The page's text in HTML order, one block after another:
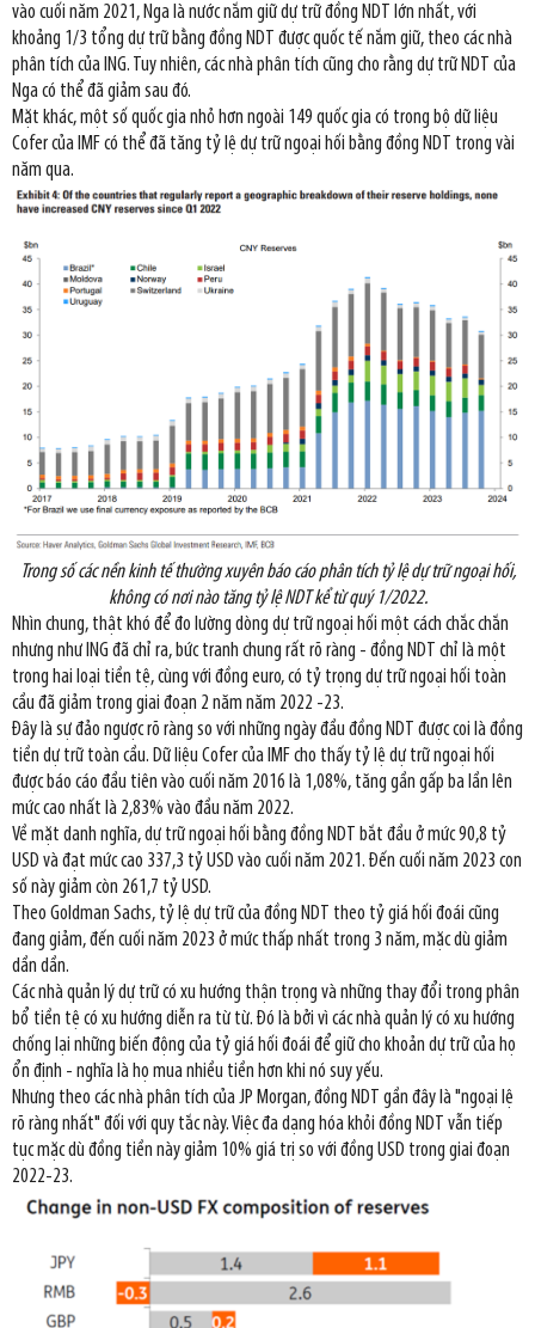
vào cuối năm 2021, Nga là nước nắm giữ dự trữ đồng NDT lớn nhất, với
khoảng 1/3 tổng dự trữ bằng đồng NDT được quốc tế nắm giữ, theo các nhà
phân tích của ING. Tuy nhiên, các nhà phân tích cũng cho rằng dự trữ NDT của
Nga có thể đã giảm sau đó.
Mặt khác, một số quốc gia nhỏ hơn ngoài 149 quốc gia có trong bộ dữ liệu
Cofer của IMF có thể đã tăng tỷ lệ dự trữ ngoại hối bằng đồng NDT trong vài
năm qua.
Trong số các nền kinh tế thường xuyên báo cáo phân tích tỷ lệ dự trữ ngoại hối,
không có nơi nào tăng tỷ lệ NDT kể từ quý 1/2022.
Nhìn chung, thật khó để đo lường dòng dự trữ ngoại hối một cách chắc chắn
nhưng như ING đã chỉ ra, bức tranh chung rất rõ ràng - đồng NDT chỉ là một
trong hai loại tiền tệ, cùng với đồng euro, có tỷ trọng dự trữ ngoại hối toàn
cầu đã giảm trong giai đoạn 2 năm năm 2022 -23.
Đây là sự đảo ngược rõ ràng so với những ngày đầu đồng NDT được coi là đồng
tiền dự trữ toàn cầu. Dữ liệu Cofer của IMF cho thấy tỷ lệ dự trữ ngoại hối
được báo cáo đầu tiên vào cuối năm 2016 là 1,08%, tăng gần gấp ba lần lên
mức cao nhất là 2,83% vào đầu năm 2022.
Về mặt danh nghĩa, dự trữ ngoại hối bằng đồng NDT bắt đầu ở mức 90,8 tỷ
USD và đạt mức cao 337,3 tỷ USD vào cuối năm 2021. Đến cuối năm 2023 con
số này giảm còn 261,7 tỷ USD.
Theo Goldman Sachs, tỷ lệ dự trữ của đồng NDT theo tỷ giá hối đoái cũng
đang giảm, đến cuối năm 2023 ở mức thấp nhất trong 3 năm, mặc dù giảm
dần dần.
Các nhà quản lý dự trữ có xu hướng thận trọng và những thay đổi trong phân
bổ tiền tệ có xu hướng diễn ra từ từ. Đó là bởi vì các nhà quản lý có xu hướng
chống lại những biến động của tỷ giá hối đoái để giữ cho khoản dự trữ của họ
ổn định - nghĩa là họ mua nhiều tiền hơn khi nó suy yếu.
Nhưng theo các nhà phân tích của JP Morgan, đồng NDT gần đây là "ngoại lệ
rõ ràng nhất" đối với quy tắc này. Việc đa dạng hóa khỏi đồng NDT vẫn tiếp
tục mặc dù đồng tiền này giảm 10% giá trị so với đồng USD trong giai đoạn
2022-23.